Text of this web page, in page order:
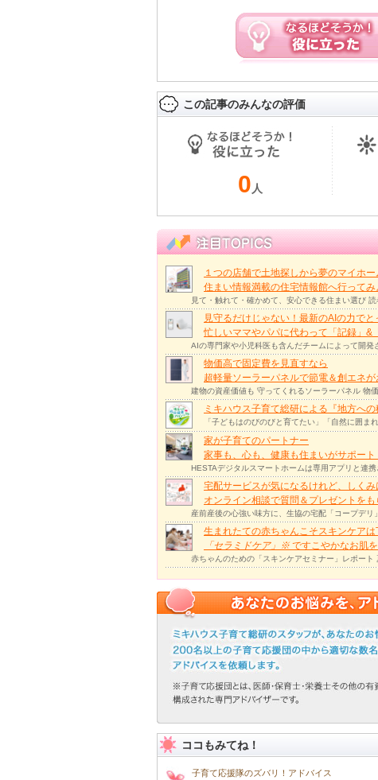
この記事のみんなの評価
0 人
１つの店舗で土地探しから夢のマイホ
住まい情報満載の住宅情報館へ行ってみ
見て・触れて・確かめて、安心できる住まい選び
見守るだけじゃない！最新のAIの力で
忙しいママやパパに代わって「記録」&
AIの専門家や小児科医も含んだチームによって開
物価高で固定費を見直すなら
超軽量ソーラーパネルで節電＆創エネが
建物の資産価値も 守ってくれるソーラーパネル 物
ミキハウス子育て総研による『地方への
「子どもはのびのびと育てたい」「自然に囲
家が子育てのパートナー
家事も、心も、健康も住まいがサポート
HESTAデジタルスマートホームは専用アプリと連
宅配サービスが気になるけれど、しくみ
オンライン相談で質問＆プレゼントをも
産前産後の心強い味方に、生協の宅配「コープデ
生まれたての赤ちゃんこそスキンケアは
「セラミドケア」 ※ですこやかなお肌を
赤ちゃんのための「スキンケアセミナー」レポー
ココもみてね！
子育て応援隊のズバリ！アドバイス